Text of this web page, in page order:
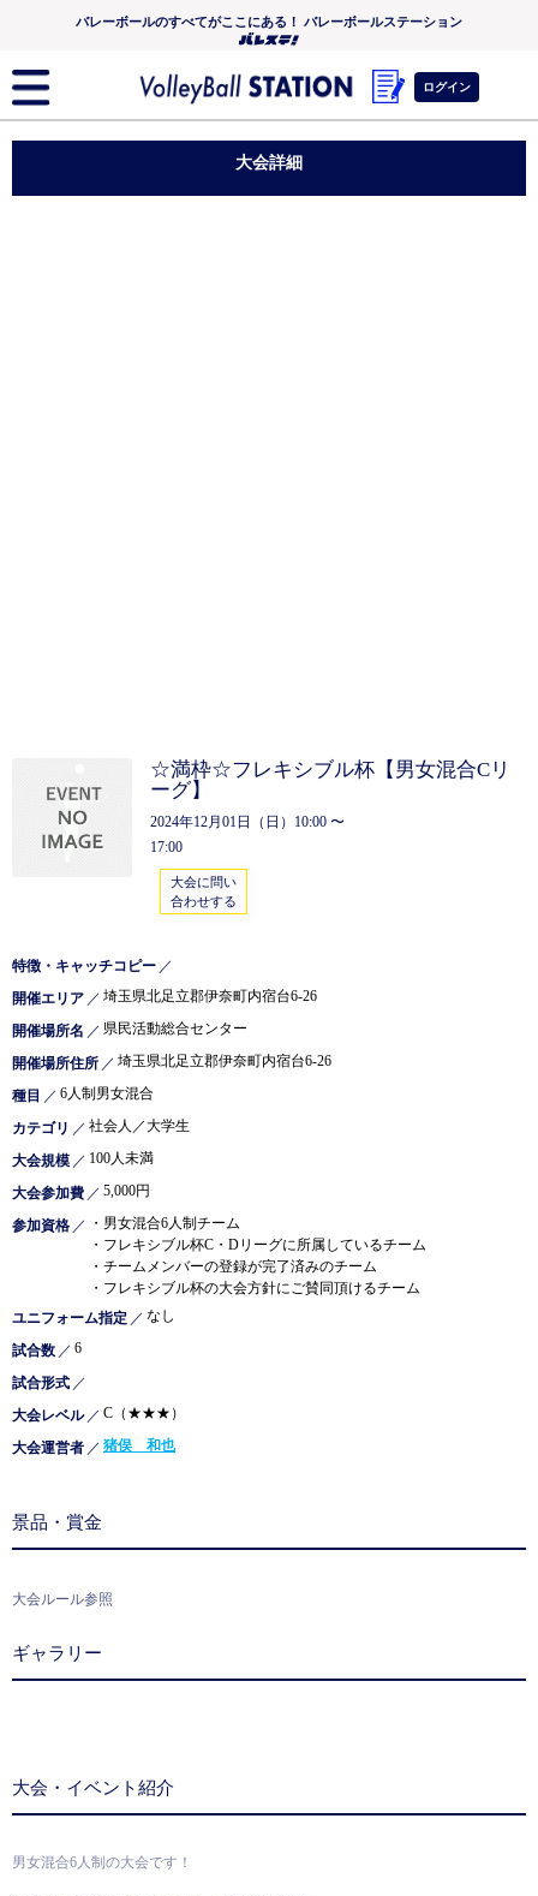
バレーボールのすべてがここにある！ バレーボールステーション
ログイン
大会詳細
☆満枠☆フレキシブル杯【男女混合Cリ
ーグ】
2024年12月01日（日）10:00 〜
17:00
大会に問い
合わせする
特徴・キャッチコピー ／
開催エリア ／ 埼玉県北足立郡伊奈町内宿台6-26
開催場所名 ／ 県民活動総合センター
開催場所住所 ／ 埼玉県北足立郡伊奈町内宿台6-26
種目 ／ 6人制男女混合
カテゴリ ／ 社会人／大学生
大会規模 ／ 100人未満
大会参加費 ／ 5,000円
参加資格 ／
・男女混合6人制チーム
・フレキシブル杯C・Dリーグに所属しているチーム
・チームメンバーの登録が完了済みのチーム
・フレキシブル杯の大会方針にご賛同頂けるチーム
ユニフォーム指定 ／ なし
試合数 ／ 6
試合形式 ／
大会レベル ／ C（★★★）
大会運営者 ／ 猪俣 和也
景品・賞金
大会ルール参照
ギャラリー
大会・イベント紹介
男女混合6人制の大会です！